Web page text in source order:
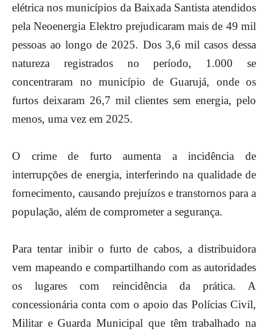
elétrica nos municípios da Baixada Santista atendidos
pela Neoenergia Elektro prejudicaram mais de 49 mil
pessoas ao longo de 2025. Dos 3,6 mil casos dessa
natureza registrados no período, 1.000 se
concentraram no município de Guarujá, onde os
furtos deixaram 26,7 mil clientes sem energia, pelo
menos, uma vez em 2025.
O crime de furto aumenta a incidência de
interrupções de energia, interferindo na qualidade de
fornecimento, causando prejuízos e transtornos para a
população, além de comprometer a segurança.
Para tentar inibir o furto de cabos, a distribuidora
vem mapeando e compartilhando com as autoridades
os lugares com reincidência da prática. A
concessionária conta com o apoio das Polícias Civil,
Militar e Guarda Municipal que têm trabalhado na